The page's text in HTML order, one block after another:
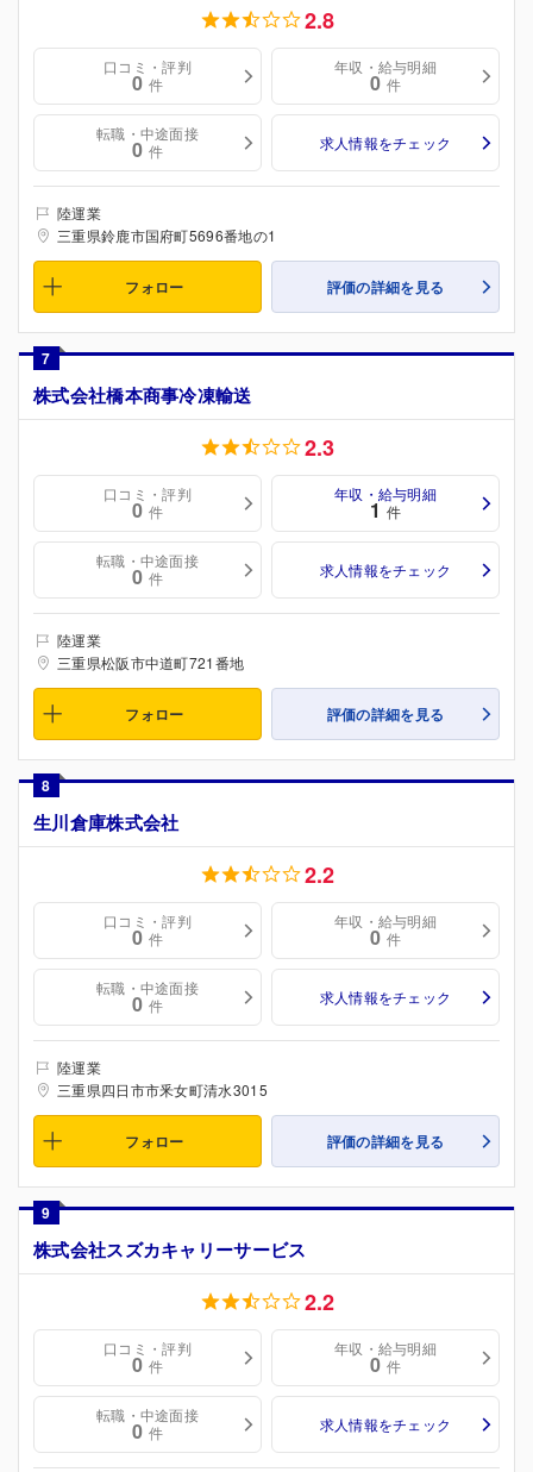
2.8
口コミ・評判
0 件
年収・給与明細
0 件
転職・中途面接
0 件 求人情報をチェック
陸運業
三重県鈴鹿市国府町5696番地の1
フォロー 評価の詳細を見る
7
株式会社橋本商事冷凍輸送
2.3
口コミ・評判
0 件
年収・給与明細
1 件
転職・中途面接
0 件 求人情報をチェック
陸運業
三重県松阪市中道町721番地
フォロー 評価の詳細を見る
8
生川倉庫株式会社
2.2
口コミ・評判
0 件
年収・給与明細
0 件
転職・中途面接
0 件 求人情報をチェック
陸運業
三重県四日市市釆女町清水3015
フォロー 評価の詳細を見る
9
株式会社スズカキャリーサービス
2.2
口コミ・評判
0 件
年収・給与明細
0 件
転職・中途面接
0 件 求人情報をチェック